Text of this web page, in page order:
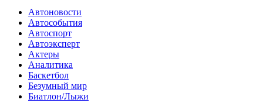
Автоновости
Автособытия
Автоспорт
Автоэксперт
Актеры
Аналитика
Баскетбол
Безумный мир
Биатлон/Лыжи